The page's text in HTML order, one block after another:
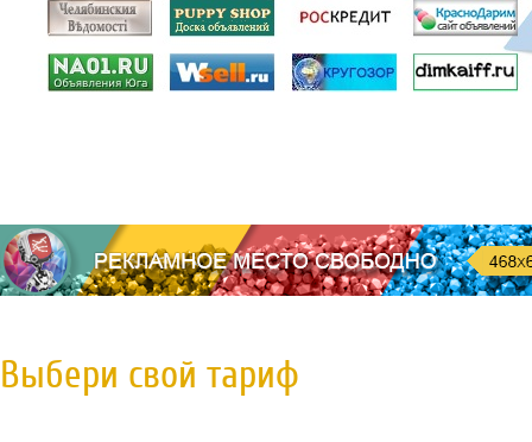
Выбери свой тариф